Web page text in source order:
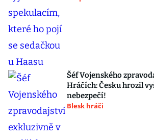
Šéf Vojenského
Hráčích: Česku hrozil
nebezpečí!
Blesk hráči